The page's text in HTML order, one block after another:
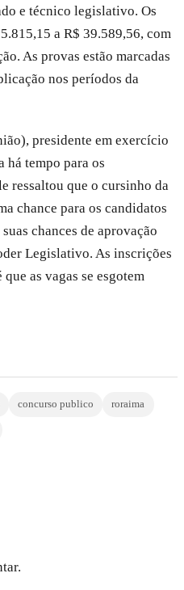
e técnico legislativo. Os
a R$ 39.589,56, com
As provas estão marcadas
nos períodos da
presidente em exercício
há tempo para os
ressaltou que o cursinho da
chance para os candidatos
chances de aprovação
Legislativo. As inscrições
as vagas se esgotem
concurso publico roraima